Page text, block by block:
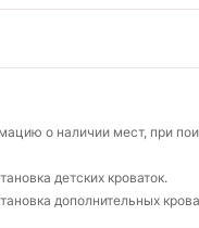
о наличии мест, при
детских кроваток.
дополнительных